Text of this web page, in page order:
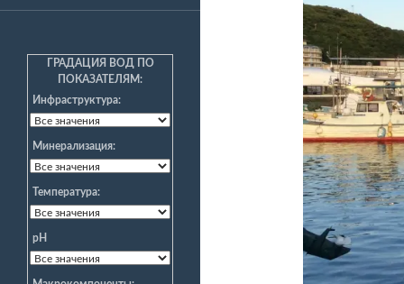
ГРАДАЦИЯ ВОД ПО
ПОКАЗАТЕЛЯМ:
Инфраструктура:
Минерализация:
Температура:
pH